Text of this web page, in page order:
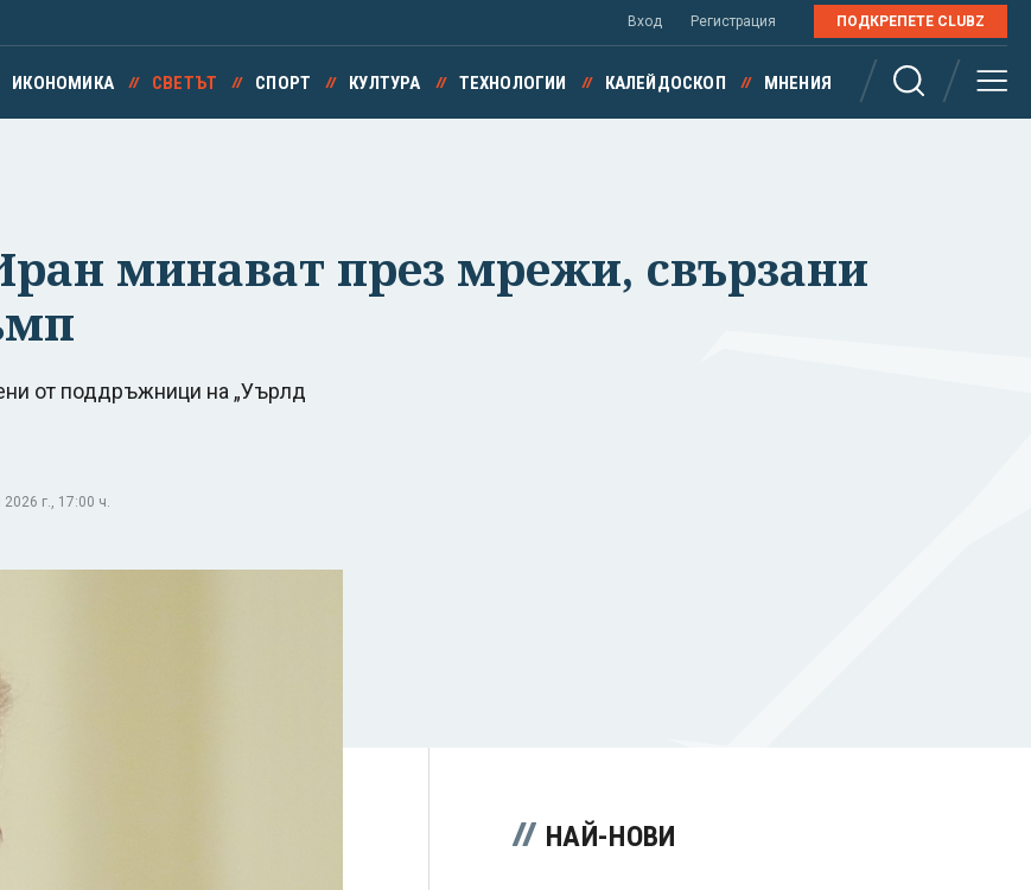
Вход Регистрация ПОДКРЕПЕТЕ CLUBZ
ИКОНОМИКА СВЕТЪТ СПОРТ КУЛТУРА ТЕХНОЛОГИИ КАЛЕЙДОСКОП МНЕНИЯ
минават през мрежи, свързани
от поддръжници на „Уърлд
г., 17:00 ч.
НАЙ-НОВИ